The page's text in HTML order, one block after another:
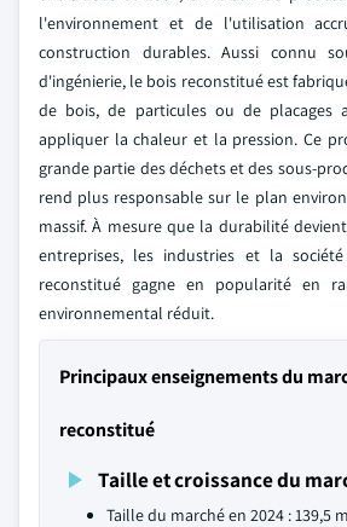
l'environnement et de l'utilisation
construction durables. Aussi connu
d'ingénierie, le bois reconstitué est
de bois, de particules ou de placages
appliquer la chaleur et la pression. Ce
grande partie des déchets et des sous-
rend plus responsable sur le plan
massif. À mesure que la durabilité
entreprises, les industries et la
reconstitué gagne en popularité en
environnemental réduit.
Principaux enseignements du
reconstitué
Taille et croissance du
Taille du marché en 2024 : 139,5